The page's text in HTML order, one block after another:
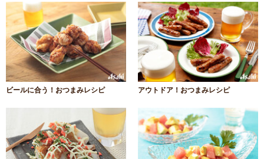
ビールに合う！おつまみレシピ アウトドア！おつまみレシピ